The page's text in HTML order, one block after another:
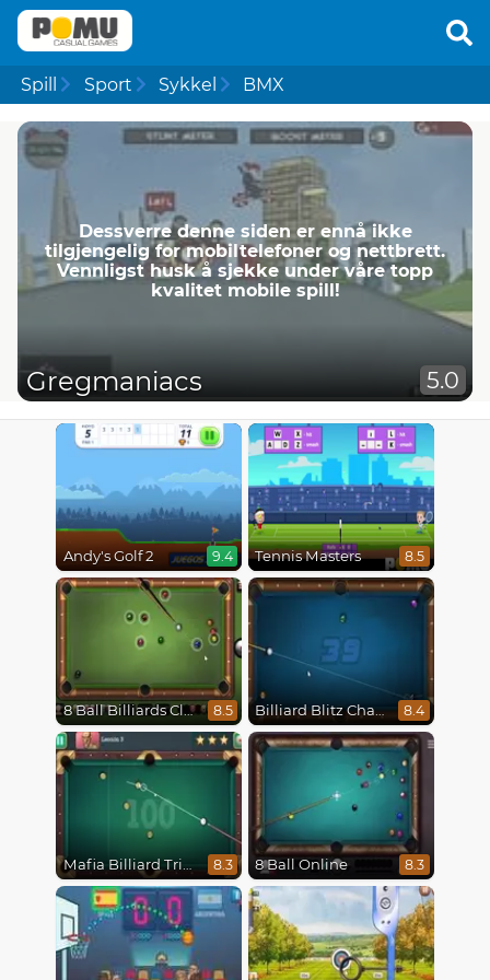
Spill Sport Sykkel BMX
Dessverre denne siden er ennå ikke
tilgjengelig for mobiltelefoner og nettbrett.
Vennligst husk å sjekke under våre topp
kvalitet mobile spill!
Gregmaniacs 5.0
Andy's Golf 2 9.4 Tennis Masters 8.5
8 Ball Billiards Classic 8.5 Billiard Blitz Challenge 8.4
Mafia Billiard Tricks 8.3 8 Ball Online 8.3